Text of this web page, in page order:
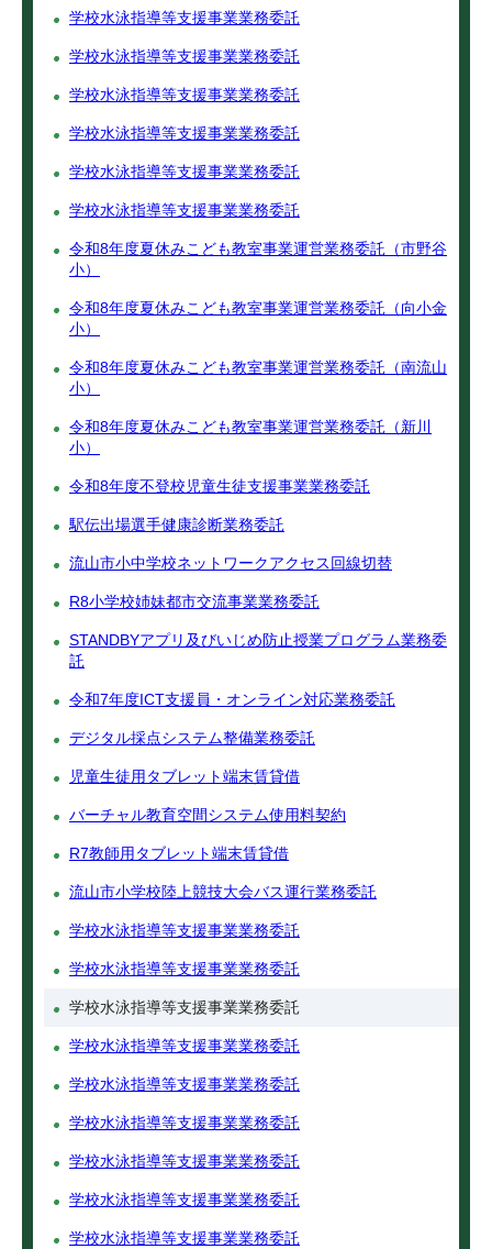
学校水泳指導等支援事業業務委託
学校水泳指導等支援事業業務委託
学校水泳指導等支援事業業務委託
学校水泳指導等支援事業業務委託
学校水泳指導等支援事業業務委託
学校水泳指導等支援事業業務委託
令和8年度夏休みこども教室事業運営業務委託（市野谷
小）
令和8年度夏休みこども教室事業運営業務委託（向小金
小）
令和8年度夏休みこども教室事業運営業務委託（南流山
小）
令和8年度夏休みこども教室事業運営業務委託（新川
小）
令和8年度不登校児童生徒支援事業業務委託
駅伝出場選手健康診断業務委託
流山市小中学校ネットワークアクセス回線切替
R8小学校姉妹都市交流事業業務委託
STANDBYアプリ及びいじめ防止授業プログラム業務委
託
令和7年度ICT支援員・オンライン対応業務委託
デジタル採点システム整備業務委託
児童生徒用タブレット端末賃貸借
バーチャル教育空間システム使用料契約
R7教師用タブレット端末賃貸借
流山市小学校陸上競技大会バス運行業務委託
学校水泳指導等支援事業業務委託
学校水泳指導等支援事業業務委託
学校水泳指導等支援事業業務委託
学校水泳指導等支援事業業務委託
学校水泳指導等支援事業業務委託
学校水泳指導等支援事業業務委託
学校水泳指導等支援事業業務委託
学校水泳指導等支援事業業務委託
学校水泳指導等支援事業業務委託